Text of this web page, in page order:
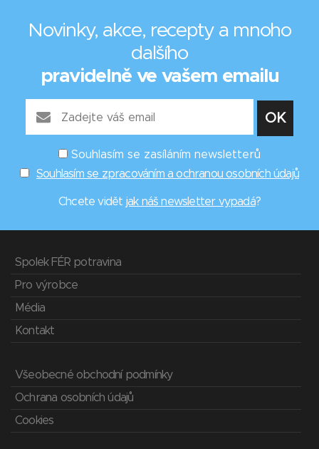
Novinky, akce, recepty a mnoho
dalšího
pravidelně ve vašem emailu
Souhlasím se zasíláním newsletterů
Souhlasím se zpracováním a ochranou osobních údajů
Chcete vidět jak náš newsletter vypadá?
Spolek FÉR potravina
Pro výrobce
Média
Kontakt
Všeobecné obchodní podmínky
Ochrana osobních údajů
Cookies